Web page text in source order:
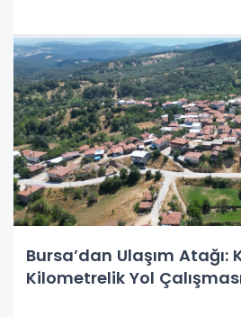
Bursa’dan Ulaşım Atağı:
Kilometrelik Yol